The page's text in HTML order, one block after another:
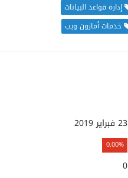
إدارة قواعد البيانات
خدمات أمازون ويب
23 فبراير 2019
0.00%
0